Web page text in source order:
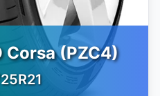
Corsa (PZC4)